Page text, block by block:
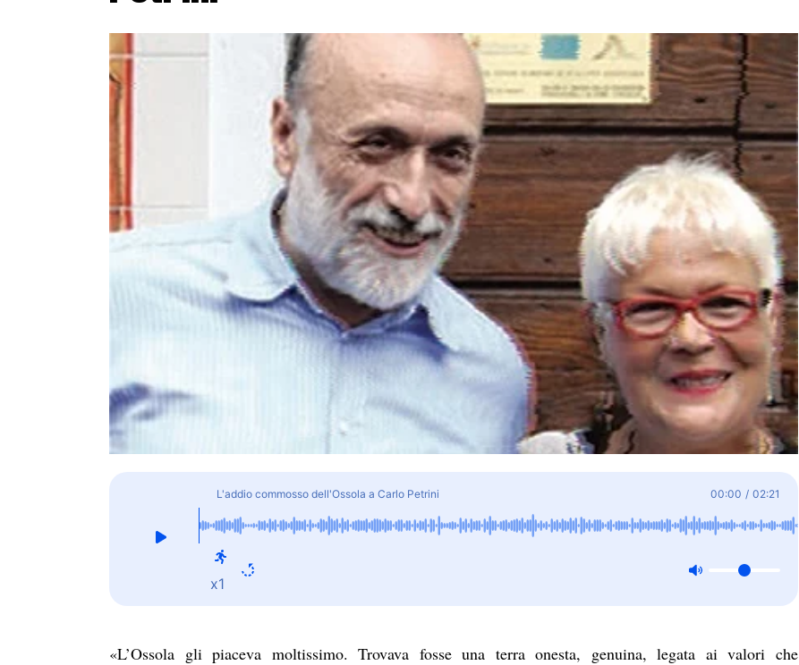
L'addio commosso dell'Ossola a Carlo Petrini 00:00 / 02:21
x1
«L’Ossola gli piaceva moltissimo. Trovava fosse una terra onesta, genuina, legata ai valori che